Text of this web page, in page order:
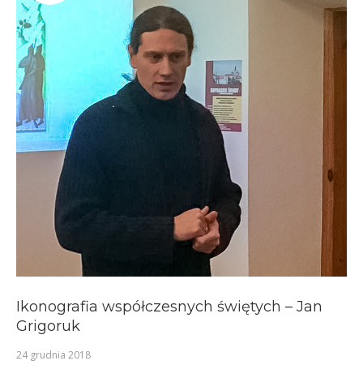
Ikonografia współczesnych świętych – Jan
Grigoruk
24 grudnia 2018